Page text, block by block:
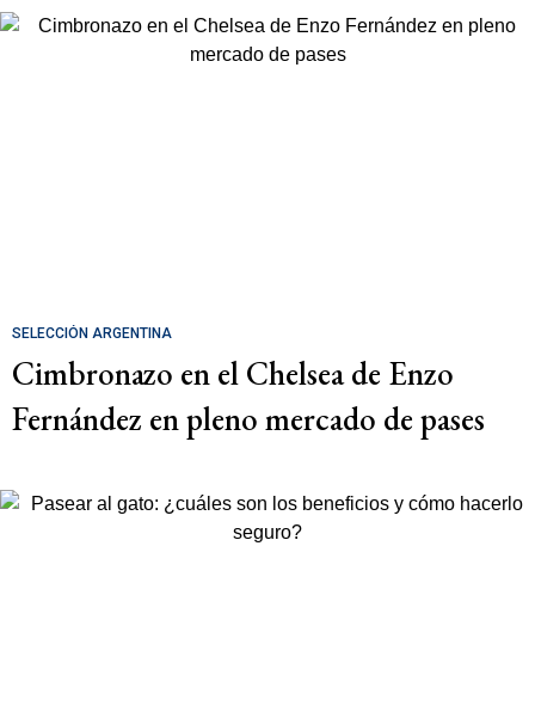
SELECCIÓN ARGENTINA
Cimbronazo en el Chelsea de Enzo
Fernández en pleno mercado de pases